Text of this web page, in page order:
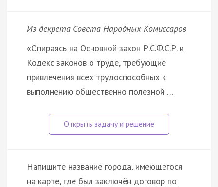
Из декрета Совета Народных Комиссаров
«Опираясь на Основной закон Р.С.Ф.С.Р. и
Кодекс законов о труде, требующие
привлечения всех трудоспособных к
выполнению общественно полезной …
Напишите название города, имеющегося
на карте, где был заключён договор по